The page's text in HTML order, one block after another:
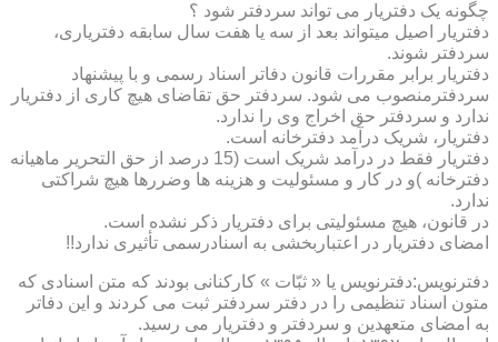
چگونه یک دفتریار می تواند سردفتر شود ؟
دفتریار اصیل میتواند بعد از سه یا هفت سال سابقه دفتریاری،
سردفتر شوند.
دفتریار برابر مقررات قانون دفاتر اسناد رسمی و با پیشنهاد
سردفترمنصوب می شود. سردفتر حق تقاضای هیچ کاری از دفتریار
ندارد و سردفتر حق اخراج وی را ندارد.
دفتریار، شریک درآمد دفترخانه است.
دفتریار فقط در درآمد شریک است (15 درصد از حق التحریر ماهیانه
دفترخانه )و در کار و مسئولیت و هزینه ها وضررها هیچ شراکتی
ندارد.
در قانون، هیچ مسئولیتی برای دفتریار ذکر نشده است.
امضای دفتریار در اعتباربخشی به اسنادرسمی تأثیری ندارد!!
دفترنویس:دفترنویس یا « ثبّات » کارکنانی بودند که متن اسنادی که
متون اسناد تنظیمی را در دفتر سردفتر ثبت می کردند و این دفاتر
به امضای متعهدین و سردفتر و دفتریار می رسید.